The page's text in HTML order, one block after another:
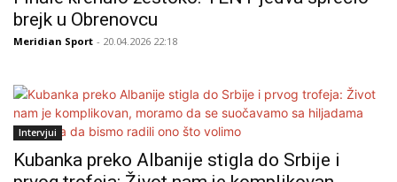
brejk u Obrenovcu
Meridian Sport - 20.04.2026 22:18
Intervjui
Kubanka preko Albanije stigla do Srbije i